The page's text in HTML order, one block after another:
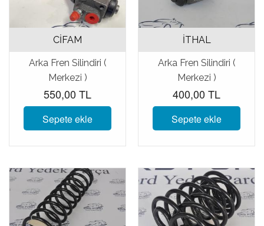
CİFAM
Arka Fren Silindiri (
Merkezi )
550,00 TL
Sepete ekle
İTHAL
Arka Fren Silindiri (
Merkezi )
400,00 TL
Sepete ekle